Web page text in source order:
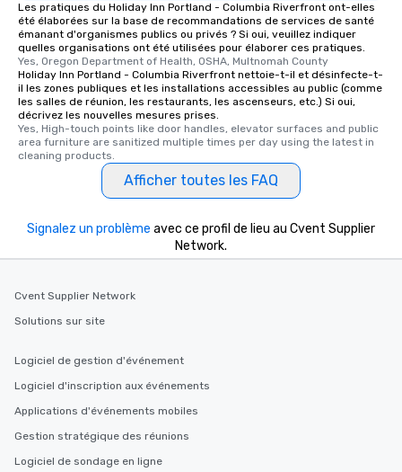
Les pratiques du Holiday Inn Portland - Columbia Riverfront ont-elles
été élaborées sur la base de recommandations de services de santé
émanant d'organismes publics ou privés ? Si oui, veuillez indiquer
quelles organisations ont été utilisées pour élaborer ces pratiques.
Yes, Oregon Department of Health, OSHA, Multnomah County
Holiday Inn Portland - Columbia Riverfront nettoie-t-il et désinfecte-t-
il les zones publiques et les installations accessibles au public (comme
les salles de réunion, les restaurants, les ascenseurs, etc.) Si oui,
décrivez les nouvelles mesures prises.
Yes, High-touch points like door handles, elevator surfaces and public
area furniture are sanitized multiple times per day using the latest in
cleaning products.
Afficher toutes les FAQ
Signalez un problème avec ce profil de lieu au Cvent Supplier
Network.
Cvent Supplier Network
Solutions sur site
Logiciel de gestion d'événement
Logiciel d'inscription aux événements
Applications d'événements mobiles
Gestion stratégique des réunions
Logiciel de sondage en ligne